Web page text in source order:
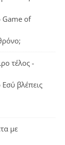
Game of
τέλος -
Εσύ βλέπεις
με